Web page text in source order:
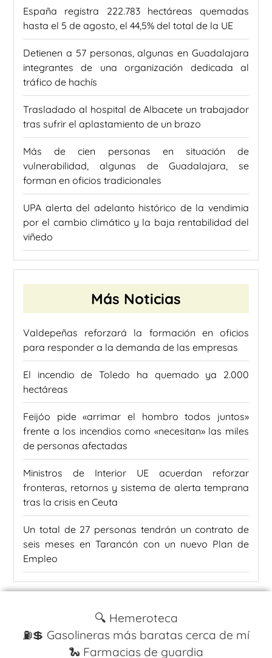
España registra 222.783 hectáreas quemadas
hasta el 5 de agosto, el 44,5% del total de la UE
Detienen a 57 personas, algunas en Guadalajara
integrantes de una organización dedicada al
tráfico de hachís
Trasladado al hospital de Albacete un trabajador
tras sufrir el aplastamiento de un brazo
Más de cien personas en situación de
vulnerabilidad, algunas de Guadalajara, se
forman en oficios tradicionales
UPA alerta del adelanto histórico de la vendimia
por el cambio climático y la baja rentabilidad del
viñedo
Más Noticias
Valdepeñas reforzará la formación en oficios
para responder a la demanda de las empresas
El incendio de Toledo ha quemado ya 2.000
hectáreas
Feijóo pide «arrimar el hombro todos juntos»
frente a los incendios como «necesitan» las miles
de personas afectadas
Ministros de Interior UE acuerdan reforzar
fronteras, retornos y sistema de alerta temprana
tras la crisis en Ceuta
Un total de 27 personas tendrán un contrato de
seis meses en Tarancón con un nuevo Plan de
Empleo
🔍 Hemeroteca
⛽️💲 Gasolineras más baratas cerca de mí
🐍 Farmacias de guardia